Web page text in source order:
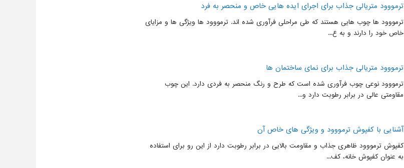
ترمووود متریالی جذاب برای اجرای ایده هایی خاص و منحصر به فرد
ترمووود ها چوب هایی هستند که طی مراحلی فرآوری شده اند. ترمووود ها ویژگی ها و مزایای
خاص خود را دارند و به ع...
ترمووود متریالی جذاب برای نمای ساختمان ها
ترمووود نوعی چوب فرآوری شده است که طرح و رنگ منحصر به فردی دارد. این چوب
مقاومتی عالی در برابر رطوبت دارد و...
آشنایی با کفپوش ترمووود و ویژگی های خاص آن
کفپوش ترمووود ظاهری جذاب و مقاومت بالایی در برابر رطوبت دارد از این رو برای استفاده
به عنوان کفپوش خانه، کف...